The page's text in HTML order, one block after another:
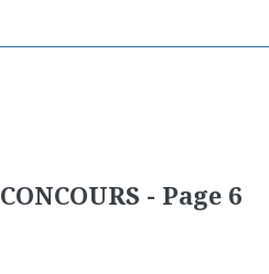
CONCOURS - Page 6